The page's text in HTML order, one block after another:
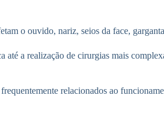
o ouvido, nariz, seios da face,
a realização de cirurgias mais
relacionados ao